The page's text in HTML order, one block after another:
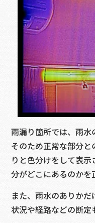
雨漏り箇所では、雨水
そのため正常な部分
りと色分けをして表
分がどこにあるのかを
また、雨水のありか
状況や経路などの断定